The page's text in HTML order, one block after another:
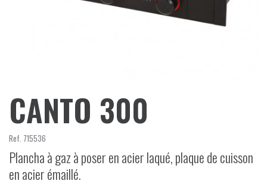
CANTO 300
Ref. 715536
Plancha à gaz à poser en acier laqué, plaque de cuisson
en acier émaillé.